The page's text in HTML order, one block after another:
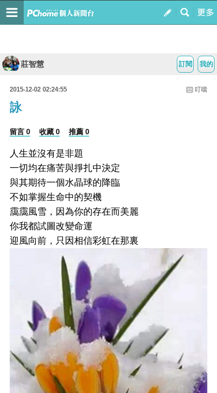
我的
訂閱
莊智慧
2015-12-02 02:24:55 叮噹
詠
留言 0 收藏 0 推薦 0
人生並沒有是非題
一切均在痛苦與掙扎中決定
與其期待一個水晶球的降臨
不如掌握生命中的契機
靄靄風雪，因為你的存在而美麗
你我都試圖改變命運
迎風向前，只因相信彩虹在那裏